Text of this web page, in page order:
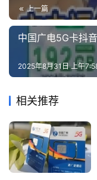
上一篇
中国广电5G卡抖
2025年8月31日 上午
相关推荐